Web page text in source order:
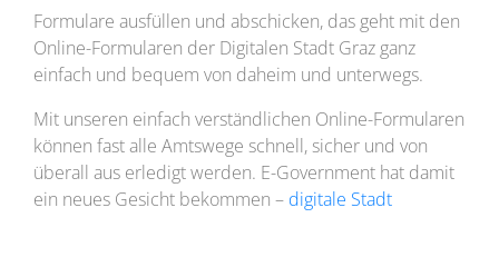
Formulare ausfüllen und abschicken, das geht mit den
Online-Formularen der Digitalen Stadt Graz ganz
einfach und bequem von daheim und unterwegs.
Mit unseren einfach verständlichen Online-Formularen
können fast alle Amtswege schnell, sicher und von
überall aus erledigt werden. E-Government hat damit
ein neues Gesicht bekommen – digitale Stadt